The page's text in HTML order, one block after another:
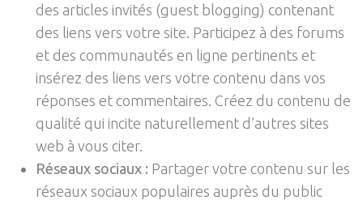
des articles invités (guest blogging) contenant
des liens vers votre site. Participez à des forums
et des communautés en ligne pertinents et
insérez des liens vers votre contenu dans vos
réponses et commentaires. Créez du contenu de
qualité qui incite naturellement d’autres sites
web à vous citer.
Réseaux sociaux : Partager votre contenu sur les
réseaux sociaux populaires auprès du public